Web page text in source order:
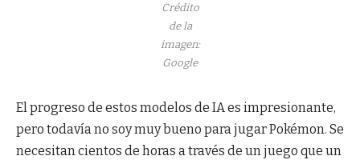
Crédito
de la
imagen:
Google
El progreso de estos modelos de IA es impresionante,
pero todavía no soy muy bueno para jugar Pokémon. Se
necesitan cientos de horas a través de un juego que un